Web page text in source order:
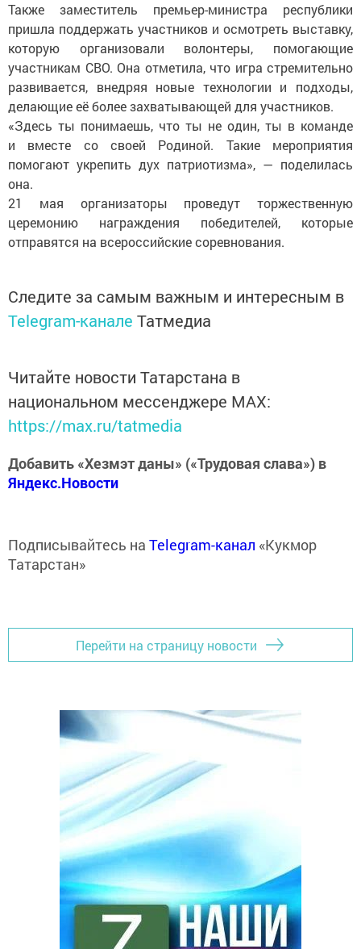
Также заместитель премьер-министра республики
пришла поддержать участников и осмотреть выставку,
которую организовали волонтеры, помогающие
участникам СВО. Она отметила, что игра стремительно
развивается, внедряя новые технологии и подходы,
делающие её более захватывающей для участников.
«Здесь ты понимаешь, что ты не один, ты в команде
и вместе со своей Родиной. Такие мероприятия
помогают укрепить дух патриотизма», — поделилась
она.
21 мая организаторы проведут торжественную
церемонию награждения победителей, которые
отправятся на всероссийские соревнования.
Следите за самым важным и интересным в
Telegram-канале Татмедиа
Читайте новости Татарстана в
национальном мессенджере MАХ:
https://max.ru/tatmedia
Добавить «Хезмэт даны» («Трудовая слава») в
Яндекс.Новости
Подписывайтесь на Telegram-канал «Кукмор
Татарстан»
Перейти на страницу новости